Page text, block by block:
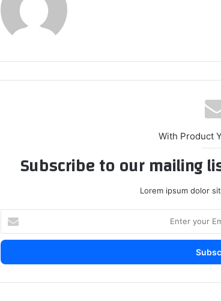
With Product
Subscribe to our mailing
Lorem ipsum dolor
t
r